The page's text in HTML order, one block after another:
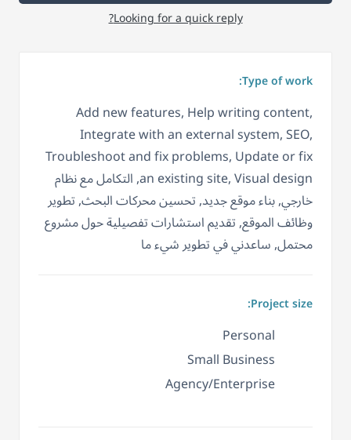
Looking for a quick reply?
Type of work:
Add new features, Help writing content,
Integrate with an external system, SEO,
Troubleshoot and fix problems, Update or fix
an existing site, Visual design, التكامل مع نظام
خارجي, بناء موقع جديد, تحسين محركات البحث, تطوير
وظائف الموقع, تقديم استشارات تفصيلية حول مشروع
محتمل, ساعدني في تطوير شيء ما
Project size:
Personal
Small Business
Agency/Enterprise